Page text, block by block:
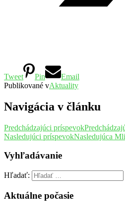
Tweet Pin
Email
Publikované vAktuality
Navigácia v článku
Predchádzajúci príspevok
Nasledujúci príspevokNasledujúca
Vyhľadávanie
Hľadať:
Aktuálne počasie